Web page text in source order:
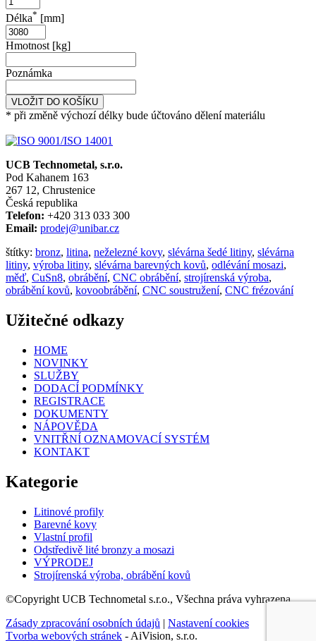
Délka* [mm]
Hmotnost [kg]
Poznámka
VLOŽIT DO KOŠÍKU
* při změně výchozí délky bude účtováno dělení materiálu
UCB Technometal, s.r.o.
Pod Kahanem 163
267 12, Chrustenice
Česká republika
Telefon: +420 313 033 300
Email: prodej@unibar.cz
štítky: bronz, litina, neželezné kovy, slévárna šedé litiny, slévárna
litiny, výroba litiny, slévárna barevných kovů, odlévání mosazi,
měď, CuSn8, obrábění, CNC obrábění, strojírenská výroba,
obrábění kovů, kovoobrábění, CNC soustružení, CNC frézování
Užitečné odkazy
HOME
NOVINKY
SLUŽBY
DODACÍ PODMÍNKY
REGISTRACE
DOKUMENTY
NÁPOVĚDA
VNITŘNÍ OZNAMOVACÍ SYSTÉM
KONTAKT
Kategorie
Litinové profily
Barevné kovy
Vlastní profil
Odstředivě lité bronzy a mosazi
VÝPRODEJ
Strojírenská výroba, obrábění kovů
©Copyright UCB Technometal s.r.o., Všechna práva vyhrazena.
Zásady zpracování osobních údajů | Nastavení cookies
Tvorba webových stránek - AiVision, s.r.o.